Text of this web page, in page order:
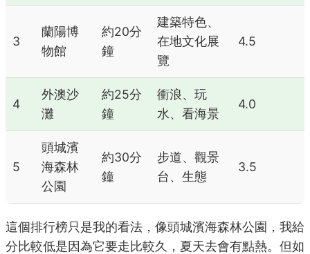
3
蘭陽博
物館
約20分
鐘
建築特色、
在地文化展
覽
4.5
4
外澳沙
灘
約25分
鐘
衝浪、玩
水、看海景
4.0
5
頭城濱
海森林
公園
約30分
鐘
步道、觀景
台、生態
3.5
這個排行榜只是我的看法，像頭城濱海森林公園，我給
分比較低是因為它要走比較久，夏天去會有點熱。但如